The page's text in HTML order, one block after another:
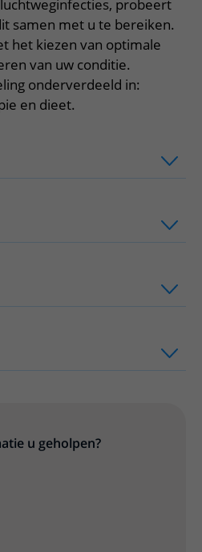
probeert
samen met u te bereiken.
het kiezen van optimale
van uw conditie.
onderverdeeld in:
en dieet.
uitklapper, klik om te
klik om te
klik om te
klik om te openen
u geholpen?